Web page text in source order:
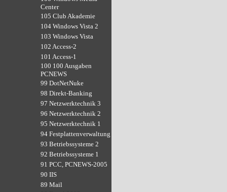
Center
105 Club Akademie
104 Windows Vista 2
103 Windows Vista
102 Access-2
101 Access-1
100 100 Ausgaben
PCNEWS
99 DotNetNuke
98 Direkt-Banking
97 Netzwerktechnik 3
96 Netzwerktechnik 2
95 Netzwerktechnik 1
94 Festplattenverwaltung
93 Betriebssysteme 2
92 Betriebssysteme 1
91 PCC, PCNEWS-2005
90 IIS
89 Mail